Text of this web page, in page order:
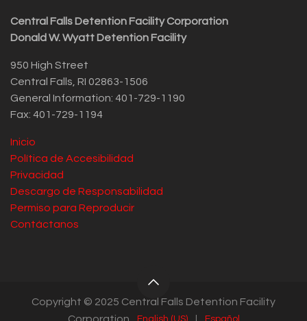
Central Falls Detention Facility Corporation
Donald W. Wyatt Detention Facility
950 High Street
Central Falls, RI 02863-1506
General Information: 401-729-1190
Fax: 401-729-1194
Inicio
Política de Accesibilidad
Privacidad
Descargo de Responsabilidad
Permiso para Reproducir
Contáctanos
Copyright © 2025 Central Falls Detention Facility
English (US) Español